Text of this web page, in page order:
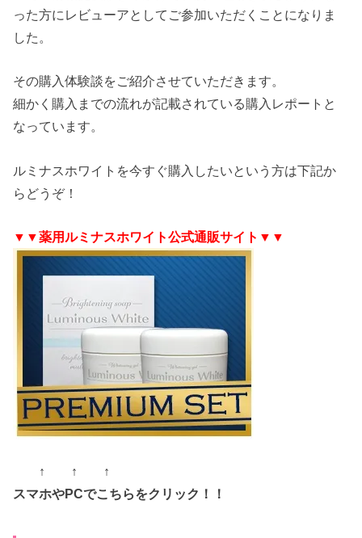
った方にレビューアとしてご参加いただくことになりま
した。
その購入体験談をご紹介させていただきます。
細かく購入までの流れが記載されている購入レポートと
なっています。
ルミナスホワイトを今すぐ購入したいという方は下記か
らどうぞ！
▼▼薬用ルミナスホワイト公式通販サイト▼▼
↑ ↑ ↑
スマホやPCでこちらをクリック！！